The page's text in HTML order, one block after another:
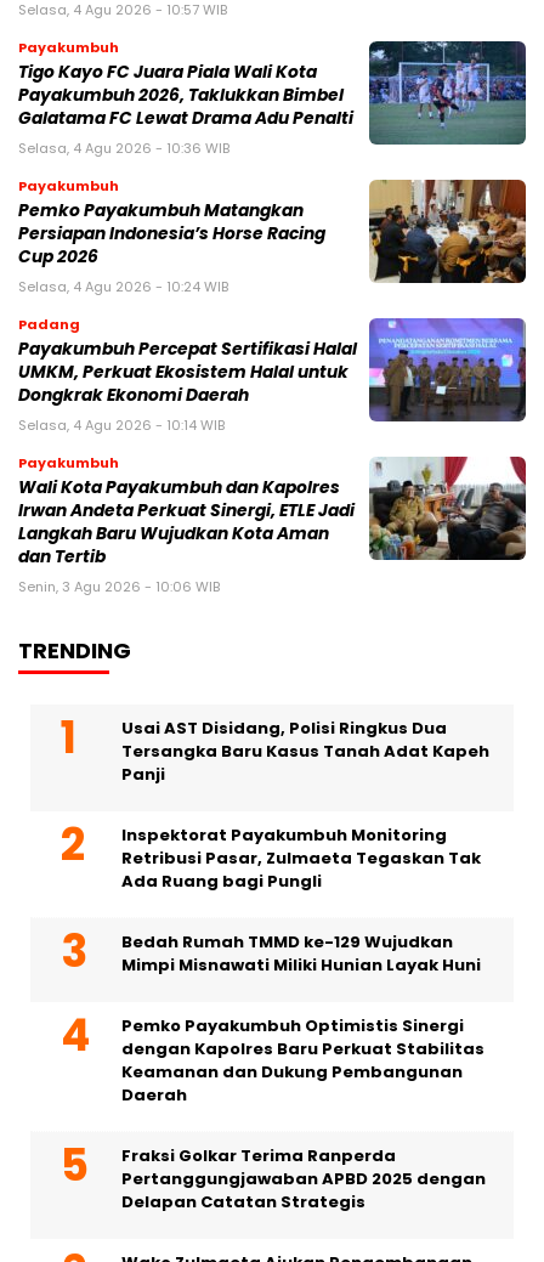
Selasa, 4 Agu 2026 - 10:57 WIB
Payakumbuh
Tigo Kayo FC Juara Piala Wali Kota
Payakumbuh 2026, Taklukkan Bimbel
Galatama FC Lewat Drama Adu Penalti
Selasa, 4 Agu 2026 - 10:36 WIB
Payakumbuh
Pemko Payakumbuh Matangkan
Persiapan Indonesia’s Horse Racing
Cup 2026
Selasa, 4 Agu 2026 - 10:24 WIB
Padang
Payakumbuh Percepat Sertifikasi Halal
UMKM, Perkuat Ekosistem Halal untuk
Dongkrak Ekonomi Daerah
Selasa, 4 Agu 2026 - 10:14 WIB
Payakumbuh
Wali Kota Payakumbuh dan Kapolres
Irwan Andeta Perkuat Sinergi, ETLE Jadi
Langkah Baru Wujudkan Kota Aman
dan Tertib
Senin, 3 Agu 2026 - 10:06 WIB
TRENDING
Usai AST Disidang, Polisi Ringkus Dua
Tersangka Baru Kasus Tanah Adat Kapeh
Panji
Inspektorat Payakumbuh Monitoring
Retribusi Pasar, Zulmaeta Tegaskan Tak
Ada Ruang bagi Pungli
Bedah Rumah TMMD ke-129 Wujudkan
Mimpi Misnawati Miliki Hunian Layak Huni
Pemko Payakumbuh Optimistis Sinergi
dengan Kapolres Baru Perkuat Stabilitas
Keamanan dan Dukung Pembangunan
Daerah
Fraksi Golkar Terima Ranperda
Pertanggungjawaban APBD 2025 dengan
Delapan Catatan Strategis